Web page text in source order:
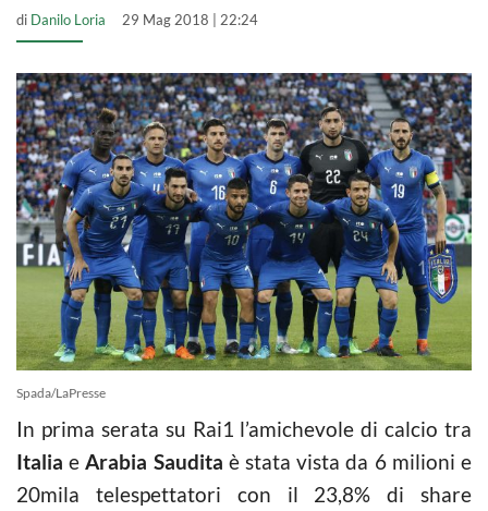
di Danilo Loria 29 Mag 2018 | 22:24
Spada/LaPresse
In prima serata su Rai1 l’amichevole di calcio tra
Italia eArabia Saudita è stata vista da 6 milioni e
20mila telespettatori con il 23,8% di share